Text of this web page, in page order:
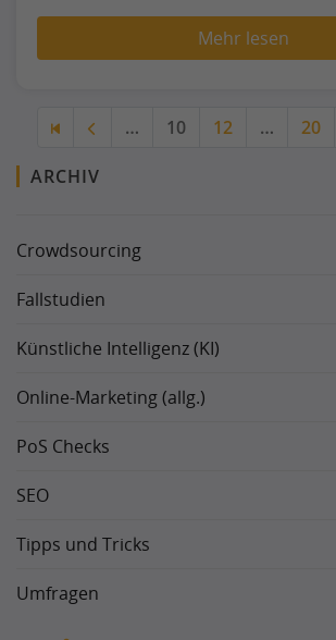
Mehr lesen
… 10 12 … 20
ARCHIV
Crowdsourcing
Fallstudien
Künstliche Intelligenz (KI)
Online-Marketing (allg.)
PoS Checks
SEO
Tipps und Tricks
Umfragen